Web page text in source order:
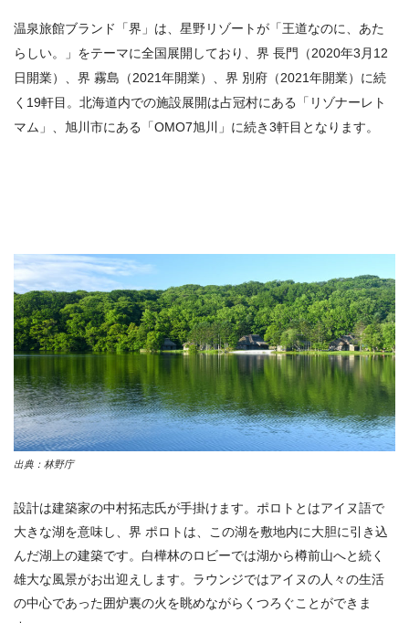
温泉旅館ブランド「界」は、星野リゾートが「王道なのに、あた
らしい。」をテーマに全国展開しており、界 長門（2020年3月12
日開業）、界 霧島（2021年開業）、界 別府（2021年開業）に続
く19軒目。北海道内での施設展開は占冠村にある「リゾナーレト
マム」、旭川市にある「OMO7旭川」に続き3軒目となります。
出典：林野庁
設計は建築家の中村拓志氏が手掛けます。ポロトとはアイヌ語で
大きな湖を意味し、界 ポロトは、この湖を敷地内に大胆に引き込
んだ湖上の建築です。白樺林のロビーでは湖から樽前山へと続く
雄大な風景がお出迎えします。ラウンジではアイヌの人々の生活
の中心であった囲炉裏の火を眺めながらくつろぐことができま